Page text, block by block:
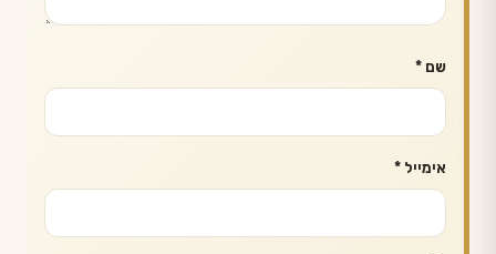
שם *
אימייל *